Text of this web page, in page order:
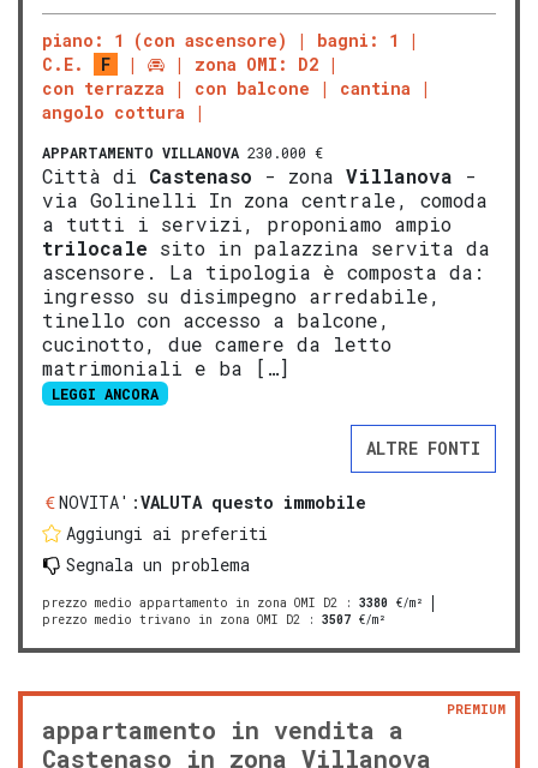
piano: 1 (con ascensore)
bagni: 1
C.E.
F
zona OMI: D2
con terrazza
con balcone
cantina
angolo cottura
APPARTAMENTO VILLANOVA 230.000 €
Città di Castenaso - zona Villanova -
via Golinelli In zona centrale, comoda
a tutti i servizi, proponiamo ampio
trilocale sito in palazzina servita da
ascensore. La tipologia è composta da:
ingresso su disimpegno arredabile,
tinello con accesso a balcone,
cucinotto, due camere da letto
matrimoniali e ba […]
LEGGI ANCORA
ALTRE FONTI
NOVITA':VALUTA questo immobile
Aggiungi ai preferiti
Segnala un problema
prezzo medio appartamento in zona OMI D2 : 3380 €/m²
prezzo medio trivano in zona OMI D2 : 3507 €/m²
appartamento in vendita a
Castenaso in zona Villanova
PREMIUM